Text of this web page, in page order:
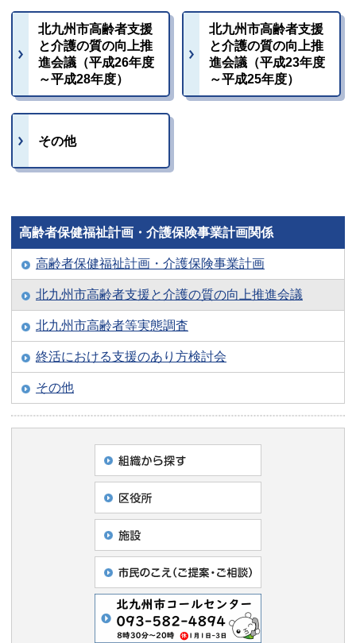
北九州市高齢者支援
と介護の質の向上推
進会議（平成26年度
～平成28年度）
北九州市高齢者支援
と介護の質の向上推
進会議（平成23年度
～平成25年度）
その他
高齢者保健福祉計画・介護保険事業計画関係
高齢者保健福祉計画・介護保険事業計画
北九州市高齢者支援と介護の質の向上推進会議
北九州市高齢者等実態調査
終活における支援のあり方検討会
その他